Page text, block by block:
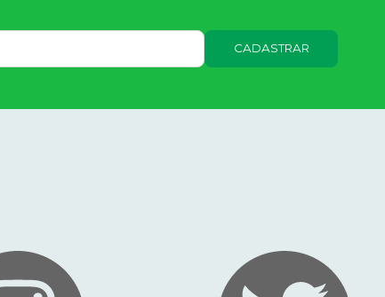
CADASTRAR